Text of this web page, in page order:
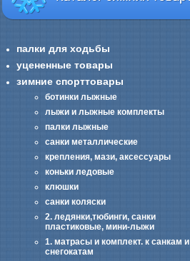
палки для ходьбы
уцененные товары
зимние спорттовары
ботинки лыжные
лыжи и лыжные комплекты
палки лыжные
санки металлические
крепления, мази, аксессуары
коньки ледовые
клюшки
санки коляски
2. ледянки,тюбинги, санки
пластиковые, мини-лыжи
1. матрасы и комплект. к санкам и
снегокатам